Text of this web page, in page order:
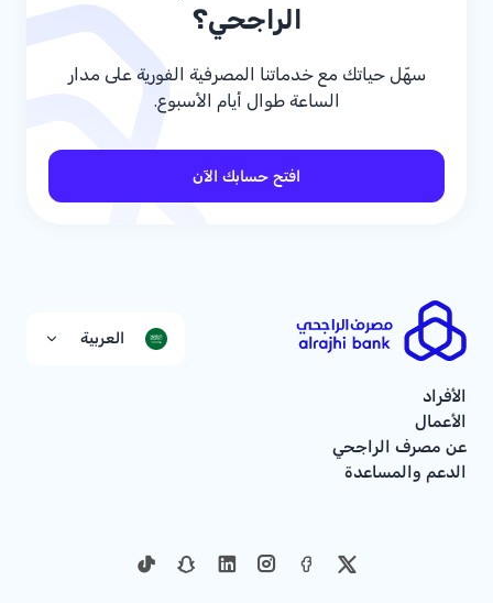
الراجحي؟
سهّل حياتك مع خدماتنا المصرفية الفورية على مدار
الساعة طوال أيام الأسبوع.
افتح حسابك الآن
العربية
الأفراد
الأعمال
عن مصرف الراجحي
الدعم والمساعدة